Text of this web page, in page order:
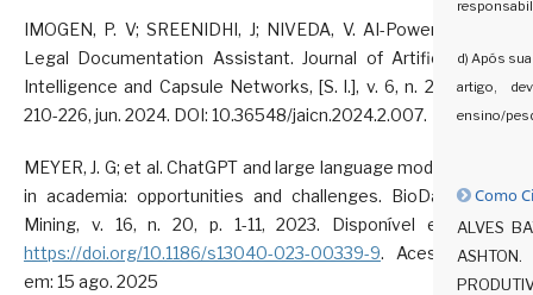
IMOGEN, P. V; SREENIDHI, J; NIVEDA, V. AI-Powered
Legal Documentation Assistant. Journal of Artificial
Intelligence and Capsule Networks, [S. l.], v. 6, n. 2, p.
210-226, jun. 2024. DOI: 10.36548/jaicn.2024.2.007.
MEYER, J. G; et al. ChatGPT and large language models
in academia: opportunities and challenges. BioData
Mining, v. 16, n. 20, p. 1-11, 2023. Disponível em:
https://doi.org/10.1186/s13040-023-00339-9. Acesso
em: 15 ago. 2025
d) Após
artigo,
ensino/
Como
ALVES
ASHTON.